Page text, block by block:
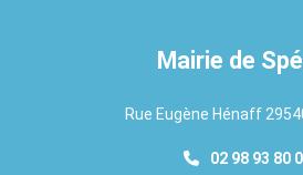
Mairie de
Rue Eugène Hénaff
02 98 93 80